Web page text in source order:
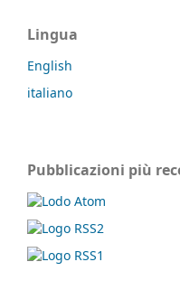
Lingua
English
italiano
Pubblicazioni più